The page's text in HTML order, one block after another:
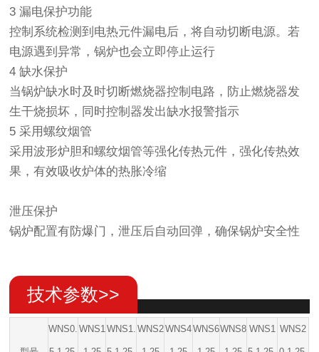
3 漏电保护功能
控制系统检测到电热元件漏电后，将自动切断电源。若
电源遇到异常，锅炉也会立即停止运行
4 缺水保护
当锅炉缺水时及时切断燃烧器控制电路，防止燃烧器发
生干烧损坏，同时控制器发出缺水报警指示
5 采用螺纹烟管
采用波形炉胆和螺纹烟管等强化传热元件，强化传热效
果，有效吸收炉体的热胀冷缩
泄压保护
锅炉配置有防爆门，泄压后自动回弹，确保锅炉安全性
技术参数>>
WNS0. WNS1WNS1. WNS2WNS4WNS6WNS8 WNS1 WNS2